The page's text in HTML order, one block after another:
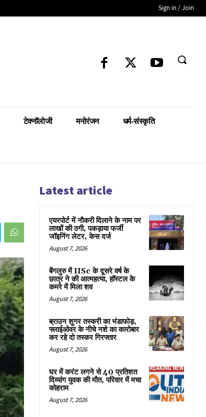
Sign in / Join
टेक्नॉलोजी मनोरंजन धर्म-संस्कृति
Latest article
एयरपोर्ट में नौकरी दिलाने के नाम पर
लाखों की ठगी, पकड़ाया फर्जी
जॉइनिंग लेटर, केस दर्ज
August 7, 2026
बेंगलुरु में IISc के दूसरे वर्ष के
छात्र ने की आत्महत्या, हॉस्टल के
कमरे में मिला शव
August 7, 2026
ब्राउन शुगर तस्करी का भंडाफोड़,
फ्लाईओवर के नीचे नशे का कारोबार
कर रहे दो तस्कर गिरफ्तार
August 7, 2026
घर में करंट लगने से 40 प्रतिशत
दिव्यांग युवक की मौत, परिवार में मचा
कोहराम
August 7, 2026